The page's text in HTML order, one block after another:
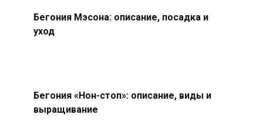
Бегония Мэсона: описание, посадка и
уход
Бегония «Нон-стоп»: описание, виды и
выращивание